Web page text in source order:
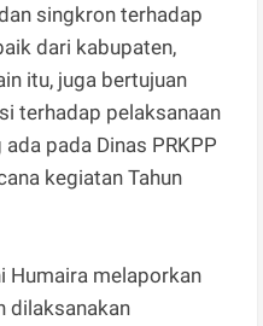
singkron terhadap
dari kabupaten,
itu, juga bertujuan
terhadap pelaksanaan
pada Dinas PRKPP
kegiatan Tahun
Humaira melaporkan
dilaksanakan